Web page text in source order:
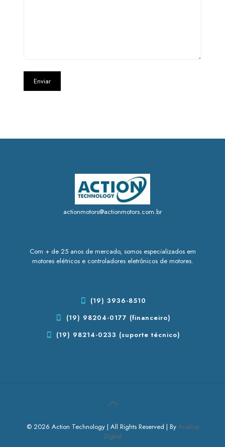
actionmotors@actionmotors.com.br
Com + de 25 anos de mercado, somos especializados em
motores elétricos e controladores eletrônicos de motores.
(19) 3936-8510
(19) 98204-0177 (financeiro)
(19) 98214-0233 (suporte técnico)
© 2026 Action Technology | All Rights Reserved | By Analise
Digital